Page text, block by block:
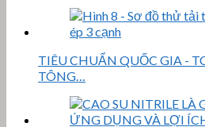
TIÊU CHUẨN QUỐC GIA -
TÔNG…